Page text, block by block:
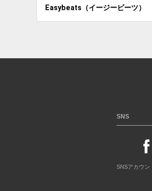
Easybeats（イージービーツ）
SNS
SNSアカウン